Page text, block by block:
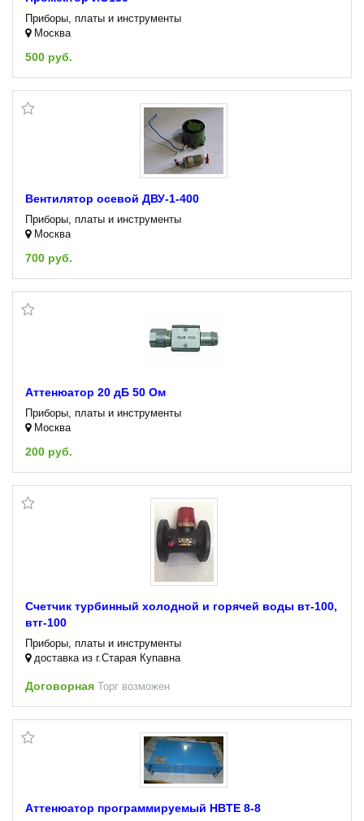
Приборы, платы и инструменты
Москва
500 руб.
Вентилятор осевой ДВУ-1-400
Приборы, платы и инструменты
Москва
700 руб.
Аттенюатор 20 дБ 50 Ом
Приборы, платы и инструменты
Москва
200 руб.
Счетчик турбинный холодной и горячей воды вт-100,
втг-100
Приборы, платы и инструменты
доставка из г.Старая Купавна
Договорная Торг возможен
Аттенюатор программируемый HBTE 8-8